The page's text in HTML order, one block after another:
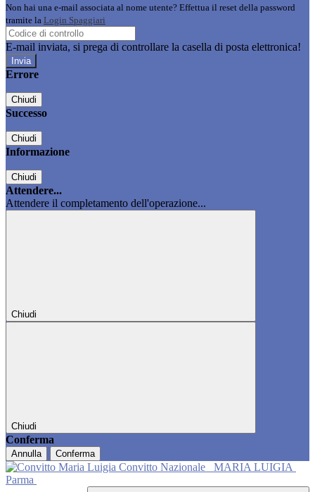
Non hai una e-mail associata al nome utente? Effettua il reset della password
tramite la Login Spaggiari
E-mail inviata, si prega di controllare la casella di posta elettronica!
Errore
Chiudi
Successo
Chiudi
Informazione
Chiudi
Attendere...
Attendere il completamento dell'operazione...
Chiudi
Chiudi
Conferma
Annulla Conferma
Convitto Nazionale
MARIA LUIGIA
Parma